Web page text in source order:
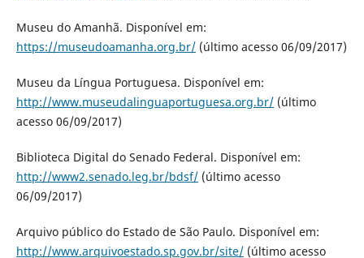
Museu do Amanhã. Disponível em:
https://museudoamanha.org.br/(último acesso 06/09/2017)
Museu da Língua Portuguesa. Disponível em:
http://www.museudalinguaportuguesa.org.br/(último
acesso 06/09/2017)
Biblioteca Digital do Senado Federal. Disponível em:
http://www2.senado.leg.br/bdsf/(último acesso
06/09/2017)
Arquivo público do Estado de São Paulo. Disponível em:
http://www.arquivoestado.sp.gov.br/site/(último acesso